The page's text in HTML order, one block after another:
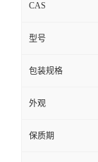
CAS
型号
包装规格
外观
保质期